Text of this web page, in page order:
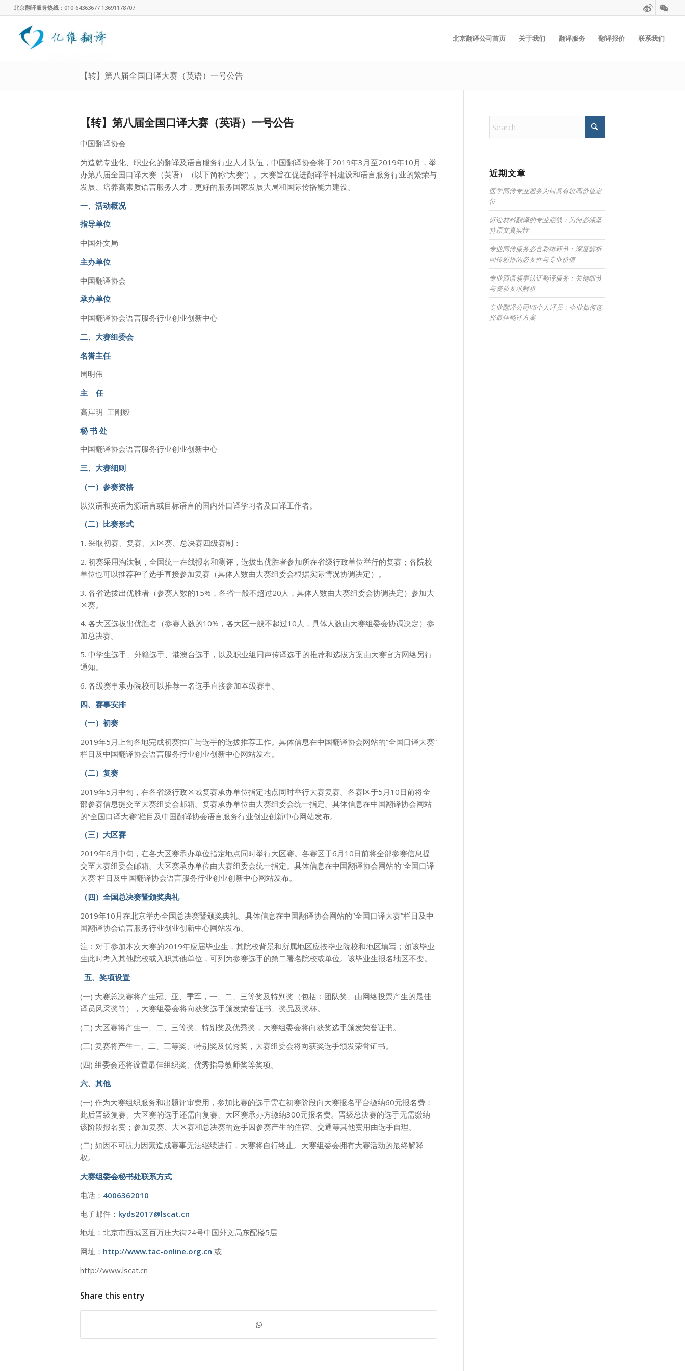
北京翻译服务热线：010-64363677 13691178707
北京翻译公司首页 关于我们 翻译服务 翻译报价 联系我们
【转】第八届全国口译大赛（英语）一号公告
【转】第八届全国口译大赛（英语）一号公告
中国翻译协会
为造就专业化、职业化的翻译及语言服务行业人才队伍，中国翻译协会将于2019年3月至2019年10月，举
办第八届全国口译大赛（英语）（以下简称“大赛”）。大赛旨在促进翻译学科建设和语言服务行业的繁荣与
发展、培养高素质语言服务人才，更好的服务国家发展大局和国际传播能力建设。
一、活动概况
指导单位
中国外文局
主办单位
中国翻译协会
承办单位
中国翻译协会语言服务行业创业创新中心
二、大赛组委会
名誉主任
周明伟
主 任
高岸明 王刚毅
秘 书 处
中国翻译协会语言服务行业创业创新中心
三、大赛细则
（一）参赛资格
以汉语和英语为源语言或目标语言的国内外口译学习者及口译工作者。
（二）比赛形式
1. 采取初赛、复赛、大区赛、总决赛四级赛制：
2. 初赛采用淘汰制，全国统一在线报名和测评，选拔出优胜者参加所在省级行政单位举行的复赛；各院校
单位也可以推荐种子选手直接参加复赛（具体人数由大赛组委会根据实际情况协调决定）。
3. 各省选拔出优胜者（参赛人数的15%，各省一般不超过20人，具体人数由大赛组委会协调决定）参加大
区赛。
4. 各大区选拔出优胜者（参赛人数的10%，各大区一般不超过10人，具体人数由大赛组委会协调决定）参
加总决赛。
5. 中学生选手、外籍选手、港澳台选手，以及职业组同声传译选手的推荐和选拔方案由大赛官方网络另行
通知。
6. 各级赛事承办院校可以推荐一名选手直接参加本级赛事。
四、赛事安排
（一）初赛
2019年5月上旬各地完成初赛推广与选手的选拔推荐工作。具体信息在中国翻译协会网站的“全国口译大赛”
栏目及中国翻译协会语言服务行业创业创新中心网站发布。
（二）复赛
2019年5月中旬，在各省级行政区域复赛承办单位指定地点同时举行大赛复赛。各赛区于5月10日前将全
部参赛信息提交至大赛组委会邮箱。复赛承办单位由大赛组委会统一指定。具体信息在中国翻译协会网站
的“全国口译大赛”栏目及中国翻译协会语言服务行业创业创新中心网站发布。
（三）大区赛
2019年6月中旬，在各大区赛承办单位指定地点同时举行大区赛。各赛区于6月10日前将全部参赛信息提
交至大赛组委会邮箱。大区赛承办单位由大赛组委会统一指定。具体信息在中国翻译协会网站的“全国口译
大赛”栏目及中国翻译协会语言服务行业创业创新中心网站发布。
（四）全国总决赛暨颁奖典礼
2019年10月在北京举办全国总决赛暨颁奖典礼。具体信息在中国翻译协会网站的“全国口译大赛”栏目及中
国翻译协会语言服务行业创业创新中心网站发布。
注：对于参加本次大赛的2019年应届毕业生，其院校背景和所属地区应按毕业院校和地区填写；如该毕业
生此时考入其他院校或入职其他单位，可列为参赛选手的第二署名院校或单位。该毕业生报名地区不变。
五、奖项设置
(一) 大赛总决赛将产生冠、亚、季军，一、二、三等奖及特别奖（包括：团队奖、由网络投票产生的最佳
译员风采奖等），大赛组委会将向获奖选手颁发荣誉证书、奖品及奖杯。
(二) 大区赛将产生一、二、三等奖、特别奖及优秀奖，大赛组委会将向获奖选手颁发荣誉证书。
(三) 复赛将产生一、二、三等奖、特别奖及优秀奖，大赛组委会将向获奖选手颁发荣誉证书。
(四) 组委会还将设置最佳组织奖、优秀指导教师奖等奖项。
六、其他
(一) 作为大赛组织服务和出题评审费用，参加比赛的选手需在初赛阶段向大赛报名平台缴纳60元报名费；
此后晋级复赛、大区赛的选手还需向复赛、大区赛承办方缴纳300元报名费。晋级总决赛的选手无需缴纳
该阶段报名费；参加复赛、大区赛和总决赛的选手因参赛产生的住宿、交通等其他费用由选手自理。
(二) 如因不可抗力因素造成赛事无法继续进行，大赛将自行终止。大赛组委会拥有大赛活动的最终解释
权。
大赛组委会秘书处联系方式
电话： 4006362010
电子邮件： kyds2017@lscat.cn
地址：北京市西城区百万庄大街24号中国外文局东配楼5层
网址： http://www.tac-online.org.cn 或
http://www.lscat.cn
Share this entry
近期文章
医学同传专业服务为何具有较高价值定
位
诉讼材料翻译的专业底线：为何必须坚
持原文真实性
专业同传服务必含彩排环节：深度解析
同传彩排的必要性与专业价值
专业西语领事认证翻译服务：关键细节
与资质要求解析
专业翻译公司VS个人译员：企业如何选
择最佳翻译方案